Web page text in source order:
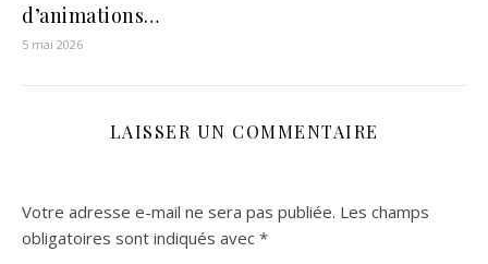
d’animations…
5 mai 2026
LAISSER UN COMMENTAIRE
Votre adresse e-mail ne sera pas publiée. Les champs
obligatoires sont indiqués avec *